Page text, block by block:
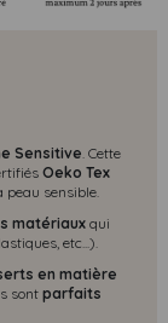
Sensitive. Cette
Oeko Tex
peau sensible.
matériaux qui
etc...).
en matière
sont parfaits